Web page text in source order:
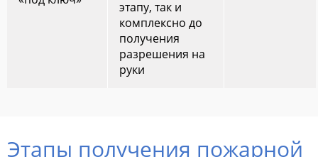
этапу, так и
комплексно до
получения
разрешения на
руки
Этапы получения пожарной